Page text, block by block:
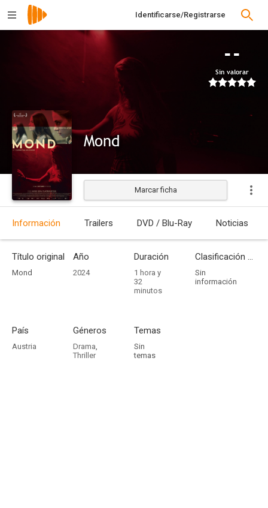
Identificarse/Registrarse
--
Sin valorar
Mond
Estrenada
Marcar ficha
Información Trailers DVD / Blu-Ray Noticias
Título original
Mond
Año
2024
Duración
1 hora y
32
minutos
Clasificación por edades
Sin
información
País
Austria
Géneros
Drama,
Thriller
Temas
Sin
temas